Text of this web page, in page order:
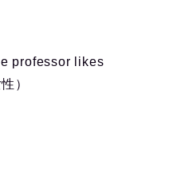
professor likes
）